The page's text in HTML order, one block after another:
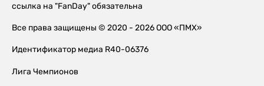
ссылка на "FanDay" обязательна
Все права защищены © 2020 - 2026 ООО «ПМХ»
Идентификатор медиа R40-06376
Лига Чемпионов